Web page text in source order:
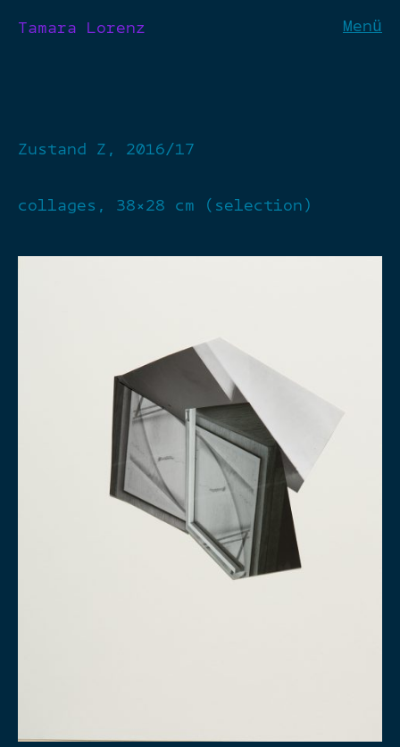
Tamara Lorenz Menü
Zustand Z, 2016/17
collages, 38×28 cm (selection)